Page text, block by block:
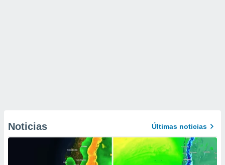
Noticias Últimas noticias